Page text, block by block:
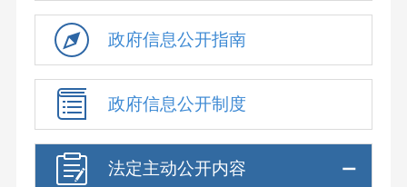
政府信息公开指南
政府信息公开制度
法定主动公开内容